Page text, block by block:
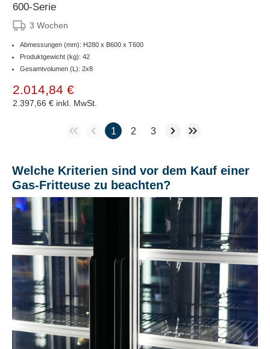
600-Serie
3 Wochen
Abmessungen (mm): H280 x B600 x T600
Produktgewicht (kg): 42
Gesamtvolumen (L): 2x8
2.014,84 €
2.397,66 € inkl. MwSt.
1 2 3
Welche Kriterien sind vor dem Kauf einer
Gas-Fritteuse zu beachten?